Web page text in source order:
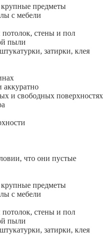
предметы
с мебели
стены и пол
пыли
затирки, клея
аккуратно
и свободных поверхностях
что они пустые
предметы
с мебели
стены и пол
пыли
затирки, клея